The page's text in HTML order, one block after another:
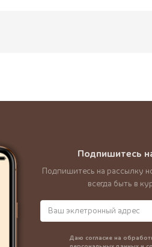
Подпишитесь
Подпишитесь на рассылку
всегда быть в
Даю согласие на